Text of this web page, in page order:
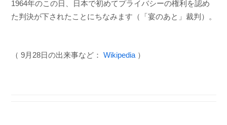
1964年のこの日、日本で初めてプライバシーの権利を認め
た判決が下されたことにちなみます（「宴のあと」裁判）。
（ 9月28日の出来事など： Wikipedia ）